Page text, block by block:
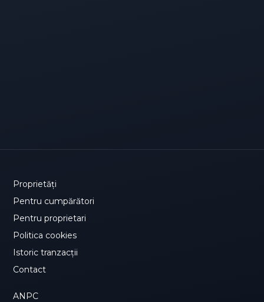
Proprietăți
Pentru cumpărători
Pentru proprietari
Politica cookies
Istoric tranzacții
Contact
ANPC